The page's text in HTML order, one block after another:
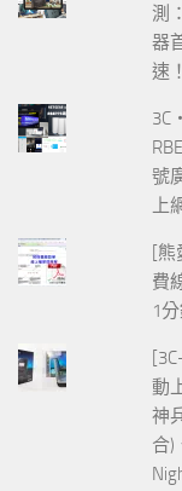
測
器
速
號
上
[熊
費
1
動
神
合)